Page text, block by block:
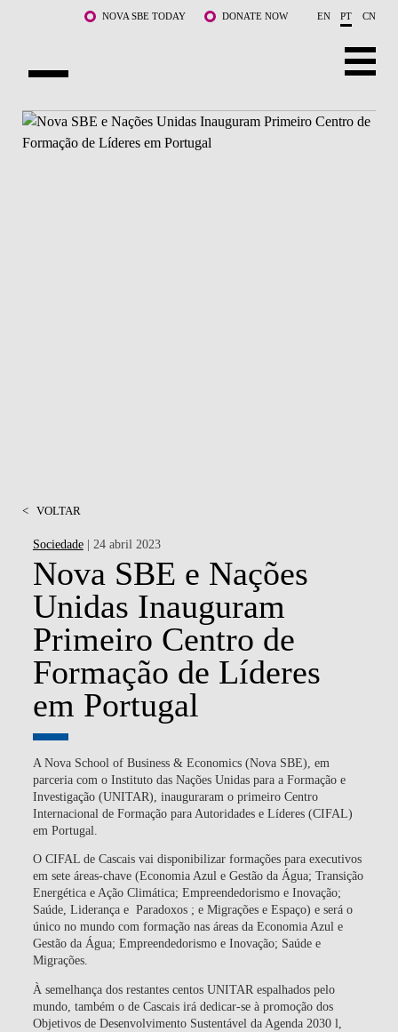
Saltar para o conteúdo principalNOVA SBE TODAY DONATE NOW EN PT CN
SOBRE NÓS
< VOLTAR
Sociedade| 24 abril 2023
Nova SBE e Nações
Unidas Inauguram
Primeiro Centro de
Formação de Líderes
em Portugal
A Nova School of Business & Economics (Nova SBE), em
parceria com o Instituto das Nações Unidas para a Formação e
Investigação (UNITAR), inauguraram o primeiro Centro
Internacional de Formação para Autoridades e Líderes (CIFAL)
em Portugal.
O CIFAL de Cascais vai disponibilizar formações para executivos
em sete áreas-chave (Economia Azul e Gestão da Água; Transição
Energética e Ação Climática; Empreendedorismo e Inovação;
Saúde, Liderança e Paradoxos ; e Migrações e Espaço) e será o
único no mundo com formação nas áreas da Economia Azul e
Gestão da Água; Empreendedorismo e Inovação; Saúde e
Migrações.
À semelhança dos restantes centos UNITAR espalhados pelo
mundo, também o de Cascais irá dedicar-se à promoção dos
Objetivos de Desenvolvimento Sustentável da Agenda 2030 l,